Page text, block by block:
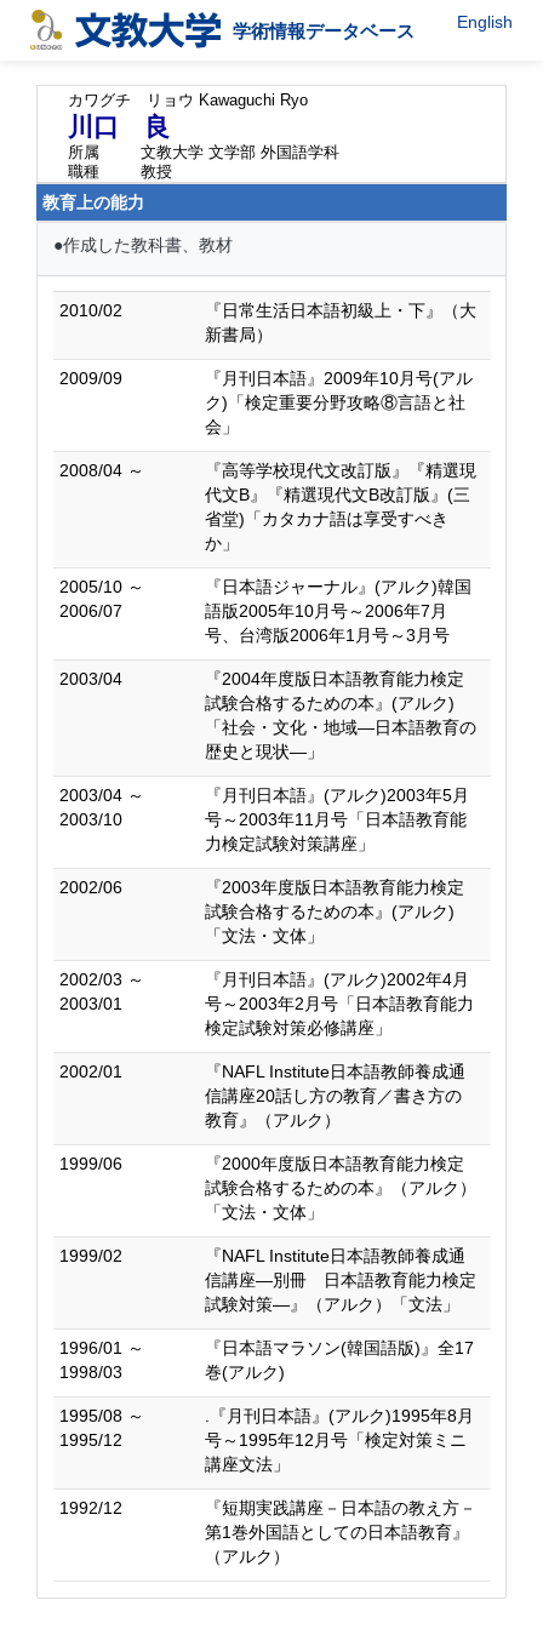
学術情報データベース English
カワグチ リョウ Kawaguchi Ryo
川口 良
所属
文教大学 文学部 外国語学科
職種
教授
教育上の能力
●作成した教科書、教材
2010/02
『日常生活日本語初級上・下』（大
新書局）
2009/09
『月刊日本語』2009年10月号(アル
ク)「検定重要分野攻略⑧言語と社
会」
2008/04 ～
『高等学校現代文改訂版』『精選現
代文B』『精選現代文B改訂版』(三
省堂)「カタカナ語は享受すべき
か」
2005/10 ～
2006/07
『日本語ジャーナル』(アルク)韓国
語版2005年10月号～2006年7月
号、台湾版2006年1月号～3月号
2003/04
『2004年度版日本語教育能力検定
試験合格するための本』(アルク)
「社会・文化・地域―日本語教育の
歴史と現状―」
2003/04 ～
2003/10
『月刊日本語』(アルク)2003年5月
号～2003年11月号「日本語教育能
力検定試験対策講座」
2002/06
『2003年度版日本語教育能力検定
試験合格するための本』(アルク)
「文法・文体」
2002/03 ～
2003/01
『月刊日本語』(アルク)2002年4月
号～2003年2月号「日本語教育能力
検定試験対策必修講座」
2002/01
『NAFL Institute日本語教師養成通
信講座20話し方の教育／書き方の
教育』（アルク）
1999/06
『2000年度版日本語教育能力検定
試験合格するための本』（アルク）
「文法・文体」
1999/02
『NAFL Institute日本語教師養成通
信講座―別冊 日本語教育能力検定
試験対策―』（アルク）「文法」
1996/01 ～
1998/03
『日本語マラソン(韓国語版)』全17
巻(アルク)
1995/08 ～
1995/12
.『月刊日本語』(アルク)1995年8月
号～1995年12月号「検定対策ミニ
講座文法」
1992/12
『短期実践講座－日本語の教え方－
第1巻外国語としての日本語教育』
（アルク）